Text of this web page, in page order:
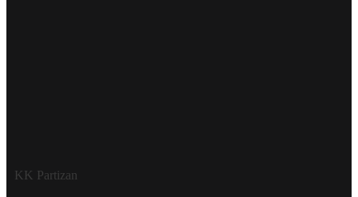
KK Partizan